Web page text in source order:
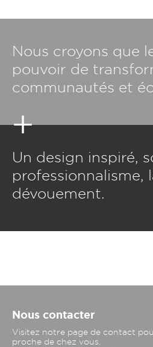
Nous croyons que
pouvoir de
communautés et
Un design inspiré,
professionnalisme,
dévouement.
Nous contacter
Visitez notre page de contact
proche de chez vous.